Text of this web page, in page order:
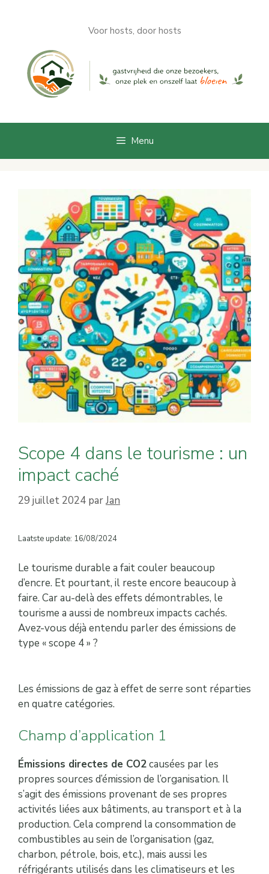
Voor hosts, door hosts
Menu
Scope 4 dans le tourisme : un
impact caché
29 juillet 2024 parJan
Laatste update: 16/08/2024
Le tourisme durable a fait couler beaucoup
d’encre. Et pourtant, il reste encore beaucoup à
faire. Car au-delà des effets démontrables, le
tourisme a aussi de nombreux impacts cachés.
Avez-vous déjà entendu parler des émissions de
type « scope 4 » ?
Les émissions de gaz à effet de serre sont réparties
en quatre catégories.
Champ d’application 1
Émissions directes de CO2causées par les
propres sources d’émission de l’organisation. Il
s’agit des émissions provenant de ses propres
activités liées aux bâtiments, au transport et à la
production. Cela comprend la consommation de
combustibles au sein de l’organisation (gaz,
charbon, pétrole, bois, etc.), mais aussi les
réfrigérants utilisés dans les climatiseurs et les